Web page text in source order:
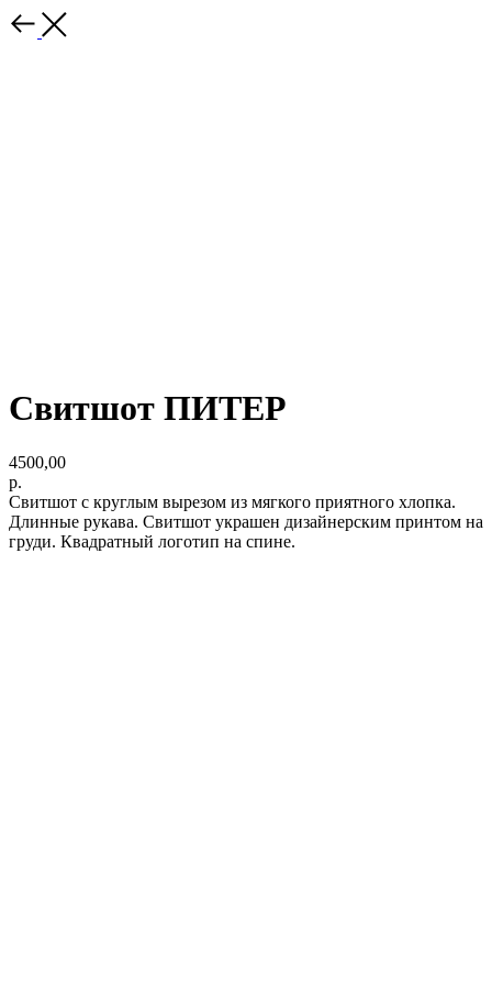
Свитшот ПИТЕР
4500,00
р.
Свитшот c круглым вырезом из мягкого приятного хлопка.
Длинные рукава. Свитшот украшен дизайнерским принтом на
груди. Квадратный логотип на спине.